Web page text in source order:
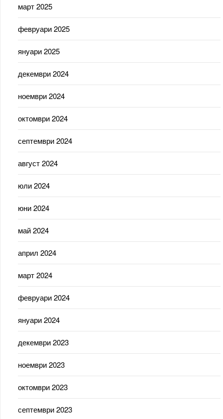
март 2025
февруари 2025
януари 2025
декември 2024
ноември 2024
октомври 2024
септември 2024
август 2024
юли 2024
юни 2024
май 2024
април 2024
март 2024
февруари 2024
януари 2024
декември 2023
ноември 2023
октомври 2023
септември 2023